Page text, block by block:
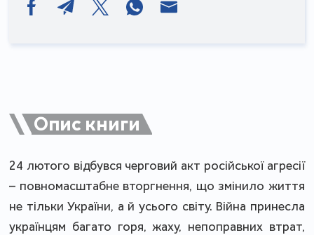
Опис книги
24 лютого відбувся черговий акт російської агресії
– повномасштабне вторг­нення, що змінило життя
не тільки України, а й усього світу. Війна принесла
українцям багато горя, жаху, непоправних втрат,